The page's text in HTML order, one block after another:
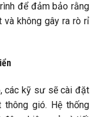
để đảm bảo rằng
không gây ra rò rỉ
các kỹ sư sẽ cài đặt
thông gió. Hệ thống